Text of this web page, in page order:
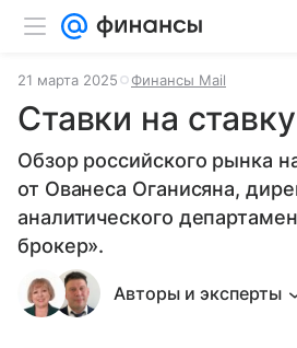
21 марта 2025 Финансы Mail
Ставки на ставку
Обзор российского рынка
от Ованеса Оганисяна,
аналитического
брокер».
Авторы и эксперты